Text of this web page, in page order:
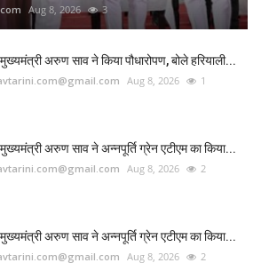
Aug 8, 2026 3
अरुण साव ने किया पौधारोपण, बोले हरियाली...
Aug 8, 2026 1
अरुण साव ने अन्नपूर्ति ग्रेन एटीएम का किया...
Aug 8, 2026 2
अरुण साव ने अन्नपूर्ति ग्रेन एटीएम का किया...
Aug 8, 2026 2